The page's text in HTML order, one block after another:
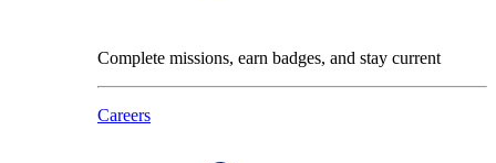
Complete missions, earn badges, and stay current
Careers